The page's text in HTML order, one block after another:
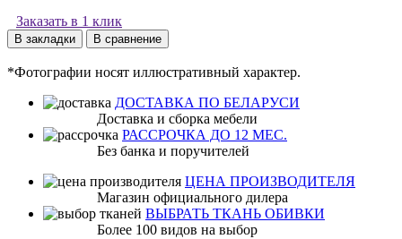
Заказать в 1 клик
В закладки В сравнение
*Фотографии носят иллюстративный характер.
ДОСТАВКА ПО БЕЛАРУСИ
Доставка и сборка мебели
РАССРОЧКА ДО 12 МЕС.
Без банка и поручителей
ЦЕНА ПРОИЗВОДИТЕЛЯ
Магазин официального дилера
ВЫБРАТЬ ТКАНЬ ОБИВКИ
Более 100 видов на выбор